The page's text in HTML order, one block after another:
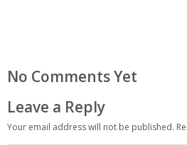
No Comments Yet
Leave a Reply
Your email address will not be published.